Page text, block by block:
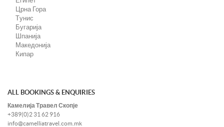
Црна Гора
Tунис
Бугарија
Шпанија
Македонија
Кипар
ALL BOOKINGS & ENQUIRIES
Камелија Травел Скопје
+389(0)2 31 62 916
info@camelliatravel.com.mk